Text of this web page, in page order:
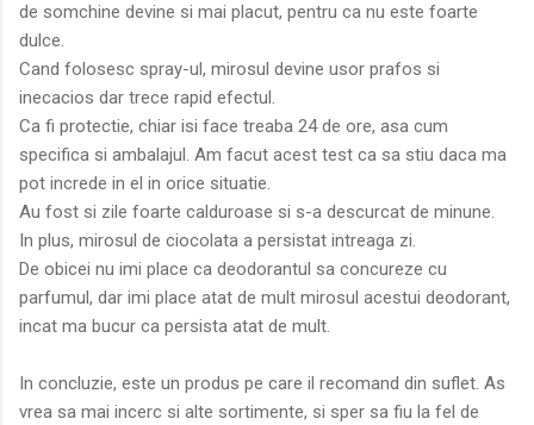
de somchine devine si mai placut, pentru ca nu este foarte
dulce.
Cand folosesc spray-ul, mirosul devine usor prafos si
inecacios dar trece rapid efectul.
Ca fi protectie, chiar isi face treaba 24 de ore, asa cum
specifica si ambalajul. Am facut acest test ca sa stiu daca ma
pot increde in el in orice situatie.
Au fost si zile foarte calduroase si s-a descurcat de minune.
In plus, mirosul de ciocolata a persistat intreaga zi.
De obicei nu imi place ca deodorantul sa concureze cu
parfumul, dar imi place atat de mult mirosul acestui deodorant,
incat ma bucur ca persista atat de mult.
In concluzie, este un produs pe care il recomand din suflet. As
vrea sa mai incerc si alte sortimente, si sper sa fiu la fel de